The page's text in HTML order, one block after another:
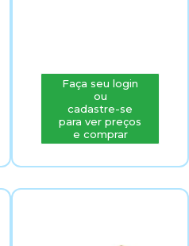
Faça seu login
ou
cadastre-se
para ver preços
e comprar